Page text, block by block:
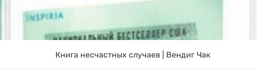
Книга несчастных случаев | Вендиг Чак